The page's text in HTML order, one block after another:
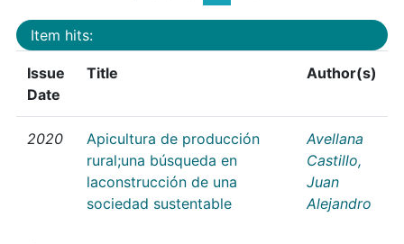
Item hits:
Issue
Date
Title Author(s)
2020
Apicultura de producción
rural;una búsqueda en
laconstrucción de una
sociedad sustentable
Avellana
Castillo,
Juan
Alejandro